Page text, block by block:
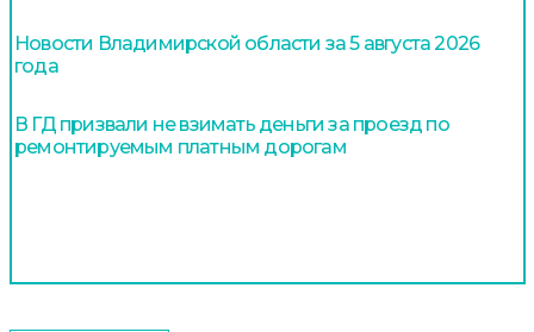
Новости Владимирской области за 5 августа 2026
года
В ГД призвали не взимать деньги за проезд по
ремонтируемым платным дорогам